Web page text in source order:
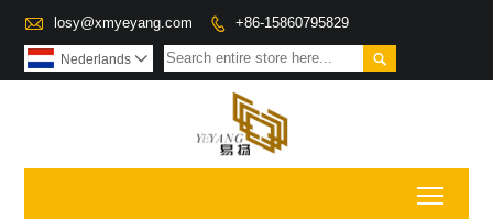
 losy@xmyeyang.com  +86-15860795829

Nederlands 